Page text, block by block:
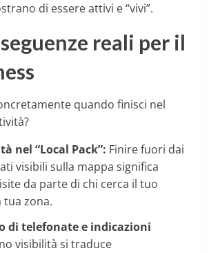
di essere attivi e “vivi”.
reali per il
quando finisci nel
nel “Local Pack”: Finire fuori dai
visibili sulla mappa significa
da parte di chi cerca il tuo
tua zona.
di telefonate e indicazioni
visibilità si traduce